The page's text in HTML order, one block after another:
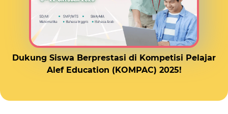
Dukung Siswa Berprestasi di Kompetisi Pelajar
Alef Education (KOMPAC) 2025!